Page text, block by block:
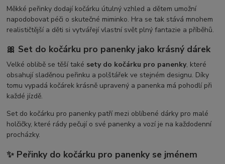
Měkké peřinky dodají kočárku útulný vzhled a dětem umožní
napodobovat péči o skutečné miminko. Hra se tak stává mnohem
realističtější a děti si vytvářejí vlastní svět plný fantazie a příběhů.
🎀 Set do kočárku pro panenky jako krásný dárek
Velké oblibě se těší také sety do kočárku pro panenky, které
obsahují sladěnou peřinku a polštářek ve stejném designu. Díky
tomu vypadá kočárek krásně upravený a panenka má pohodlí při
každé jízdě.
Set do kočárku pro panenky patří mezi oblíbené dárky pro malé
holčičky, které rády pečují o své panenky a vozí je na každodenní
procházky.
✨ Peřinky do kočárku pro panenky se jménem